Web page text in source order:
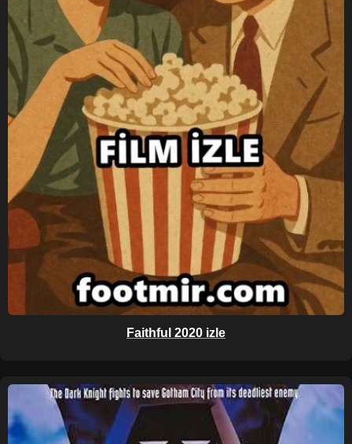
Faithful 2020 izle